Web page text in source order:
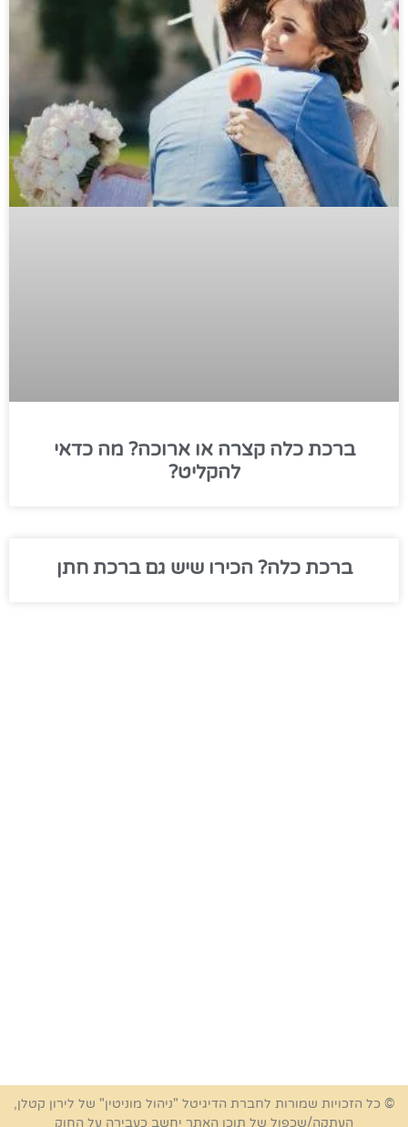
ברכת כלה קצרה או ארוכה? מה כדאי
להקליט?
ברכת כלה? הכירו שיש גם ברכת חתן
© כל הזכויות שמורות לחברת הדיגיטל "ניהול מוניטין" של לירון קטלן,
העתקה/שכפול של תוכן האתר יחשב כעבירה על החוק